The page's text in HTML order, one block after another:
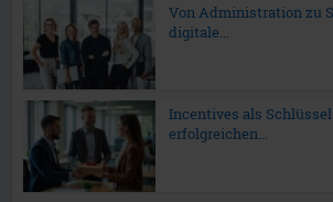
Von Administration zu
digitale...
Incentives als
erfolgreichen...